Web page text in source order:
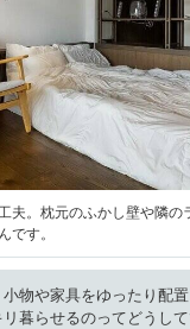
夫。枕元のふかし壁や隣の
です。
物や家具をゆったり配
暮らせるのってどうし